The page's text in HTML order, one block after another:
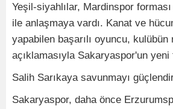
Yeşil-siyahlılar, Mardinspor
ile anlaşmaya vardı. Kanat ve
yapabilen başarılı oyuncu, kulübün
açıklamasıyla Sakaryaspor'un
Salih Sarıkaya savunmayı
Sakaryaspor, daha önce